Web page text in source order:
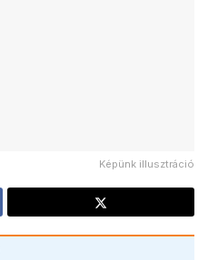
Képünk illusztráció